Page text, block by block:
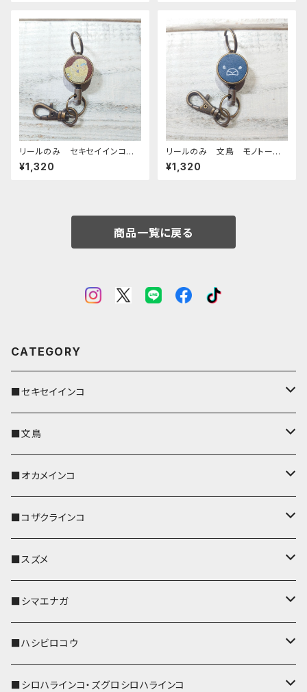
リールのみ セキセイインコ
オパーリングリーン ブラウン
AG せきせいいんこ
¥1,320
リールのみ 文鳥 モノトー
ン ネイビー ぶんちょう ブン
チョウ
¥1,320
商品一覧に戻る
CATEGORY
■セキセイインコ
キーカバー
キーホルダー
パスケース
リール付きストラップ
リールのみ
ストラップ付
IDカードホルダー
キーケース
名刺入れ・カードケース
■文鳥
キーカバー
キーホルダー
パスケース
リール付きストラップ
リールのみ
ストラップ付
キーケース
名刺入れ・カードケース
■オカメインコ
キーカバー
キーホルダー
パスケース
IDカードホルダー
リール付きストラップ
■コザクラインコ
キーカバー
キーホルダー
パスケース
リール付きストラップ
■スズメ
キーカバー
キーホルダー
パスケース
■シマエナガ
キーカバー
キーホルダー
■ハシビロコウ
キーカバー
■シロハラインコ・ズグロシロハラインコ